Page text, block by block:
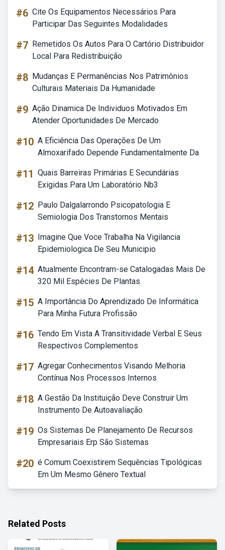
#6 Cite Os Equipamentos Necessários Para
Participar Das Seguintes Modalidades
#7 Remetidos Os Autos Para O Cartório Distribuidor
Local Para Redistribuição
#8 Mudanças E Permanências Nos Patrimônios
Culturais Materiais Da Humanidade
#9 Ação Dinamica De Individuos Motivados Em
Atender Oportunidades De Mercado
#10 A Eficiência Das Operações De Um
Almoxarifado Depende Fundamentalmente Da
#11 Quais Barreiras Primárias E Secundárias
Exigidas Para Um Laboratório Nb3
#12 Paulo Dalgalarrondo Psicopatologia E
Semiologia Dos Transtornos Mentais
#13 Imagine Que Voce Trabalha Na Vigilancia
Epidemiologica De Seu Municipio
#14 Atualmente Encontram-se Catalogadas Mais De
320 Mil Espécies De Plantas
#15 A Importância Do Aprendizado De Informática
Para Minha Futura Profissão
#16 Tendo Em Vista A Transitividade Verbal E Seus
Respectivos Complementos
#17 Agregar Conhecimentos Visando Melhoria
Contínua Nos Processos Internos
#18 A Gestão Da Instituição Deve Construir Um
Instrumento De Autoavaliação
#19 Os Sistemas De Planejamento De Recursos
Empresariais Erp São Sistemas
#20 é Comum Coexistirem Sequências Tipológicas
Em Um Mesmo Gênero Textual
Related Posts